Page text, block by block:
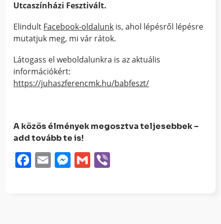
Utcaszínházi Fesztivált.
Elindult Facebook-oldalunk is, ahol lépésről lépésre
mutatjuk meg, mi vár rátok.
Látogass el weboldalunkra is az aktuális
információkért:
https://juhaszferencmk.hu/babfeszt/
A közös élmények megosztva teljesebbek –
add tovább te is!
Facebook
EmailMessenger
Gmail